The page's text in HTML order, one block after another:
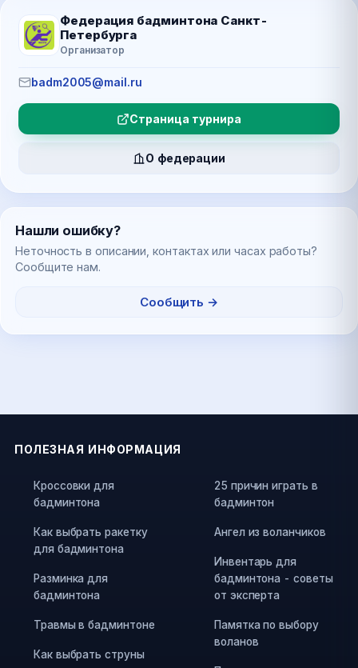
Федерация бадминтона Санкт-
Петербурга
Организатор
badm2005@mail.ru
Страница турнира
О федерации
Нашли ошибку?
Неточность в описании, контактах или часах работы?
Сообщите нам.
Сообщить →
ПОЛЕЗНАЯ ИНФОРМАЦИЯ
Кроссовки для
бадминтона
Как выбрать ракетку
для бадминтона
Разминка для
бадминтона
Травмы в бадминтоне
Как выбрать струны
25 причин играть в
бадминтон
Ангел из воланчиков
Инвентарь для
бадминтона - советы
от эксперта
Памятка по выбору
воланов